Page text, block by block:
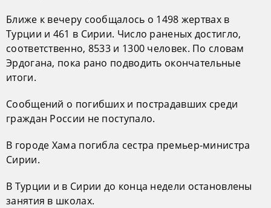
Ближе к вечеру сообщалось о 1498 жертвах в
Турции и 461 в Сирии. Число раненых достигло,
соответственно, 8533 и 1300 человек. По словам
Эрдогана, пока рано подводить окончательные
итоги.
Сообщений о погибших и пострадавших среди
граждан России не поступало.
В городе Хама погибла сестра премьер-министра
Сирии.
В Турции и в Сирии до конца недели остановлены
занятия в школах.